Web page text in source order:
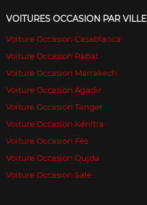
VOITURES OCCASION PAR VILLE
Voiture Occasion Casablanca
Voiture Occasion Rabat
Voiture Occasion Marrakech
Voiture Occasion Agadir
Voiture Occasion Tanger
Voiture Occasion Kénitra
Voiture Occasion Fès
Voiture Occasion Oujda
Voiture Occasion Sale